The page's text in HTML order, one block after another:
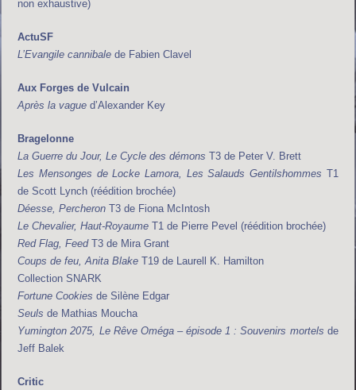
non exhaustive)
ActuSF
L’Evangile cannibale de Fabien Clavel
Aux Forges de Vulcain
Après la vague d’Alexander Key
Bragelonne
La Guerre du Jour, Le Cycle des démons T3 de Peter V. Brett
Les Mensonges de Locke Lamora, Les Salauds Gentilshommes T1
de Scott Lynch (réédition brochée)
Déesse, Percheron T3 de Fiona McIntosh
Le Chevalier, Haut-Royaume T1 de Pierre Pevel (réédition brochée)
Red Flag, FeedT3 de Mira Grant
Coups de feu, Anita Blake T19 de Laurell K. Hamilton
Collection SNARK
Fortune Cookies de Silène Edgar
Seuls de Mathias Moucha
Yumington 2075, Le Rêve Oméga – épisode 1 : Souvenirs mortels de
Jeff Balek
Critic